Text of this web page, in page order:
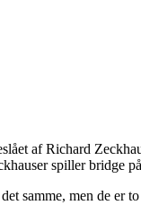
af Richard
spiller bridge
samme, men de er